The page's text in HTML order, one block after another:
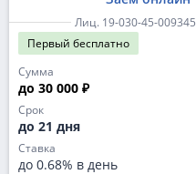
Лиц. 19-030-45-009345
Первый бесплатно
Сумма
до 30 000 ₽
Срок
до 21 дня
Ставка
до 0.68% в день